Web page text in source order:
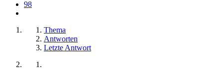
98
Thema
Antworten
Letzte Antwort